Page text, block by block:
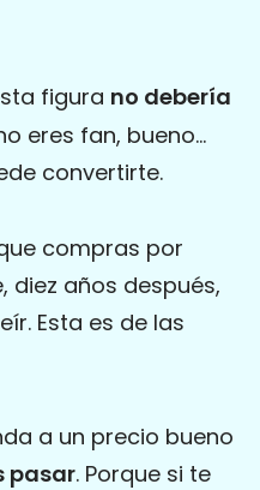
figura no debería
eres fan, bueno…
convertirte.
compras por
diez años después,
Esta es de las
a un precio bueno
pasar. Porque si te